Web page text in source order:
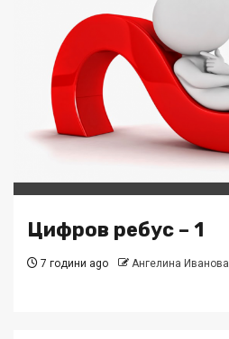
Цифров ребус – 1
7 години ago Ангелина Иванова